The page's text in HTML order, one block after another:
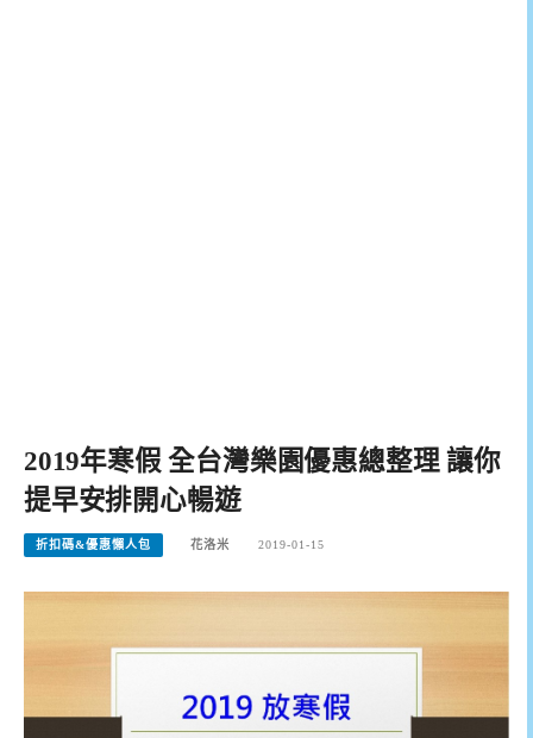
2019年寒假 全台灣樂園優惠總整理 讓你
提早安排開心暢遊
折扣碼&優惠懶人包 花洛米 2019-01-15